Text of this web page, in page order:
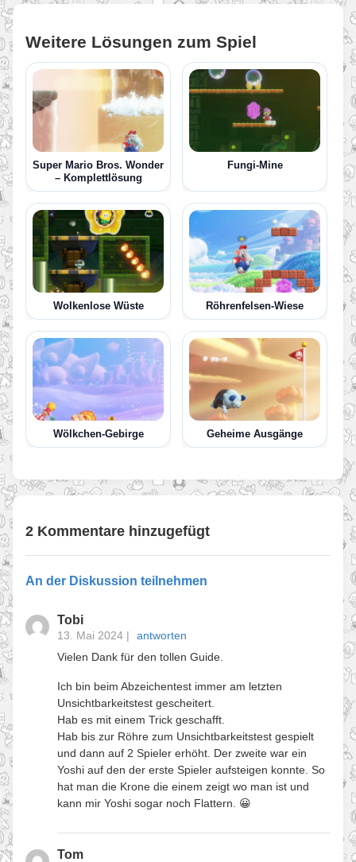
Weitere Lösungen zum Spiel
Super Mario Bros. Wonder
– Komplettlösung
Fungi-Mine
Wolkenlose Wüste Röhrenfelsen-Wiese
Wölkchen-Gebirge Geheime Ausgänge
2 Kommentare hinzugefügt
An der Diskussion teilnehmen
Tobi
13. Mai 2024 |
antworten
Vielen Dank für den tollen Guide.
Ich bin beim Abzeichentest immer am letzten
Unsichtbarkeitstest gescheitert.
Hab es mit einem Trick geschafft.
Hab bis zur Röhre zum Unsichtbarkeitstest gespielt
und dann auf 2 Spieler erhöht. Der zweite war ein
Yoshi auf den der erste Spieler aufsteigen konnte. So
hat man die Krone die einem zeigt wo man ist und
kann mir Yoshi sogar noch Flattern. 😀
Tom